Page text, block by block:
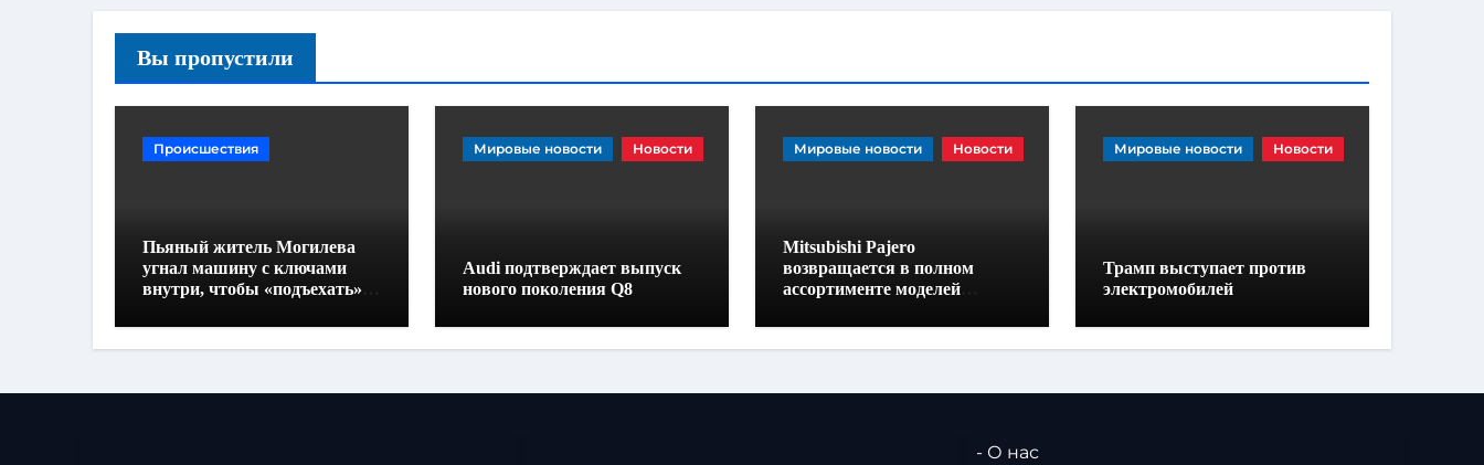
Вы пропустили
Происшествия
Пьяный житель Могилева
угнал машину с ключами
внутри, чтобы «подъехать»
Мировые новости Новости
Audi подтверждает выпуск
нового поколения Q8
Мировые новости Новости
Mitsubishi Pajero
возвращается в полном
ассортименте моделей
Мировые новости Новости
Трамп выступает против
электромобилей
- О нас